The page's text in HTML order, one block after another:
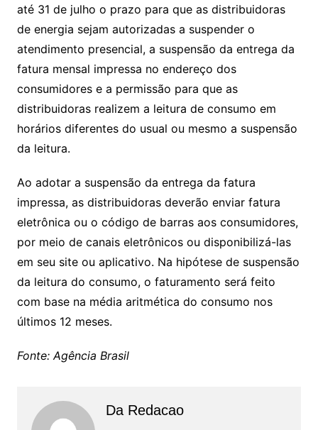
até 31 de julho o prazo para que as distribuidoras
de energia sejam autorizadas a suspender o
atendimento presencial, a suspensão da entrega da
fatura mensal impressa no endereço dos
consumidores e a permissão para que as
distribuidoras realizem a leitura de consumo em
horários diferentes do usual ou mesmo a suspensão
da leitura.
Ao adotar a suspensão da entrega da fatura
impressa, as distribuidoras deverão enviar fatura
eletrônica ou o código de barras aos consumidores,
por meio de canais eletrônicos ou disponibilizá-las
em seu site ou aplicativo. Na hipótese de suspensão
da leitura do consumo, o faturamento será feito
com base na média aritmética do consumo nos
últimos 12 meses.
Fonte: Agência Brasil
Da Redacao